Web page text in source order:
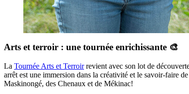
Arts et terroir : une tournée enrichissante 🎨
La Tournée Arts et Terroirrevient avec son lot de
arrêt est une immersion dans la créativité et le savoir-faire
Maskinongé, des Chenaux et de Mékinac!